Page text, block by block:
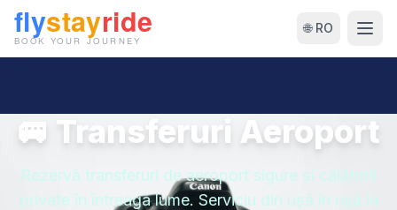
🌐 RO
🚐 Transferuri Aeroport
Rezervă transferuri de aeroport sigure și călătorii
private în întreaga lume. Serviciu din ușă în ușă la